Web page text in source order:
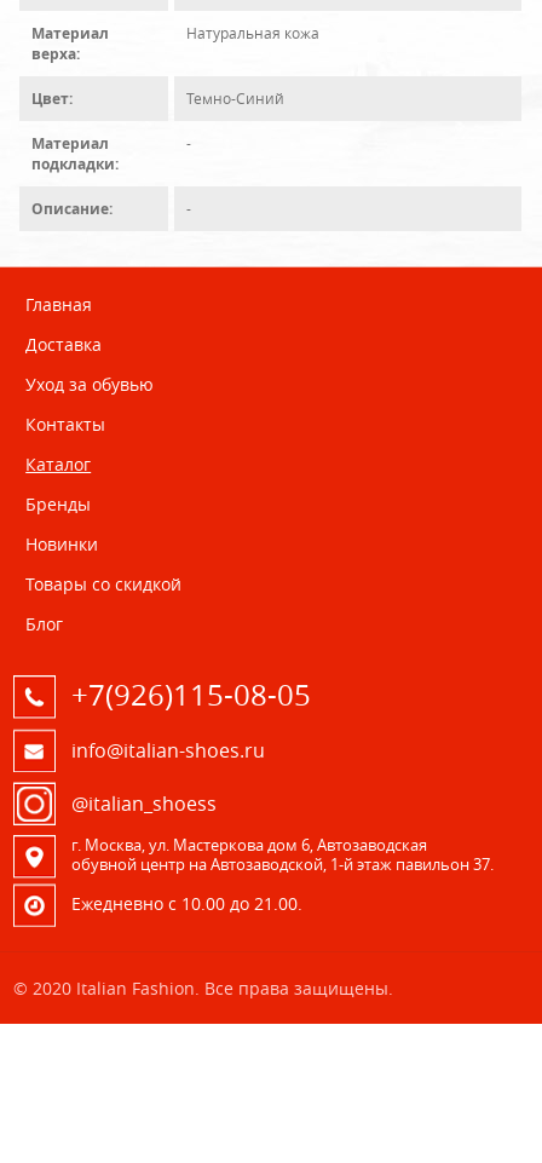
Материал
верха:
Натуральная кожа
Цвет: Темно-Синий
Материал
подкладки:
-
Описание: -
Главная
Доставка
Уход за обувью
Контакты
Каталог
Бренды
Новинки
Товары со скидкой
Блог
+7(926)115-08-05
info@italian-shoes.ru
@italian_shoess
г. Москва, ул. Мастеркова дом 6, Автозаводская
обувной центр на Автозаводской, 1-й этаж павильон 37.
Eжедневно с 10.00 до 21.00.
© 2020 Italian Fashion. Все права защищены.